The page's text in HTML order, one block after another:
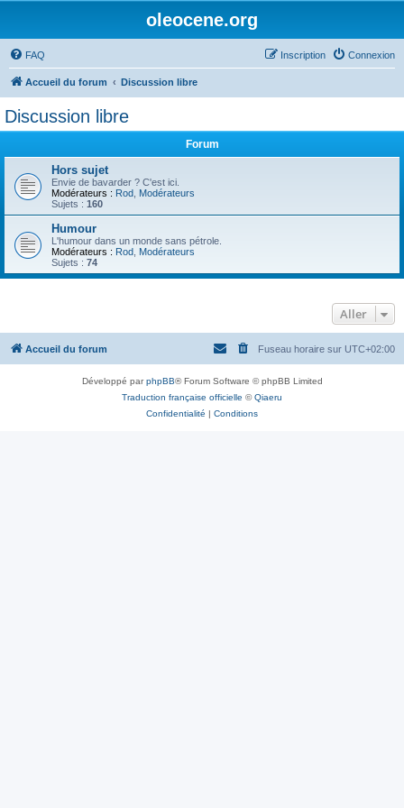
oleocene.org
FAQ Connexion
Inscription
Accueil du forum Discussion libre
Discussion libre
Forum
Hors sujet
Envie de bavarder ? C'est ici.
Modérateurs : Rod Modérateurs
Sujets : 160
Humour
L'humour dans un monde sans pétrole.
Modérateurs : Rod Modérateurs
Sujets : 74
Aller
Accueil du forum Fuseau horaire sur UTC+02:00
Développé parphpBB® Forum Software © phpBB Limited
Traduction française officielle ©Qiaeru
Confidentialité | Conditions